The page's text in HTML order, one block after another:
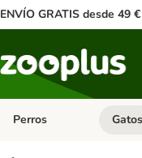
ENVÍO GRATIS desde 49
Perros Menú
Gatos